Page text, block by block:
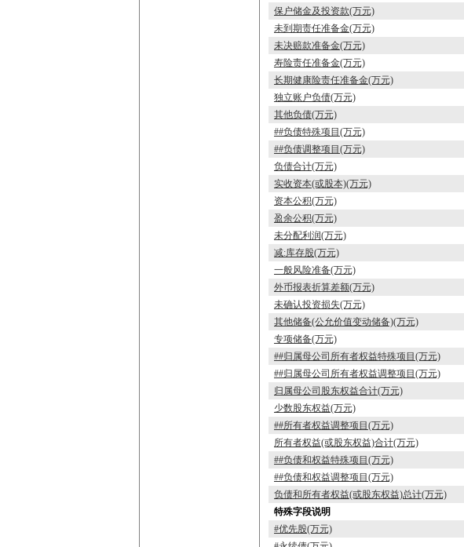
保户储金及投资款(万元)
未到期责任准备金(万元)
未决赔款准备金(万元)
寿险责任准备金(万元)
长期健康险责任准备金(万元)
独立账户负债(万元)
其他负债(万元)
##负债特殊项目(万元)
##负债调整项目(万元)
负债合计(万元)
实收资本(或股本)(万元)
资本公积(万元)
盈余公积(万元)
未分配利润(万元)
减:库存股(万元)
一般风险准备(万元)
外币报表折算差额(万元)
未确认投资损失(万元)
其他储备(公允价值变动储备)(万元)
专项储备(万元)
##归属母公司所有者权益特殊项目(万元)
##归属母公司所有者权益调整项目(万元)
归属母公司股东权益合计(万元)
少数股东权益(万元)
##所有者权益调整项目(万元)
所有者权益(或股东权益)合计(万元)
##负债和权益特殊项目(万元)
##负债和权益调整项目(万元)
负债和所有者权益(或股东权益)总计(万元)
特殊字段说明
#优先股(万元)